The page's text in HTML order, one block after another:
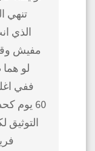
تنهي
الذي
مفيش
لو
ففي
60 يوم